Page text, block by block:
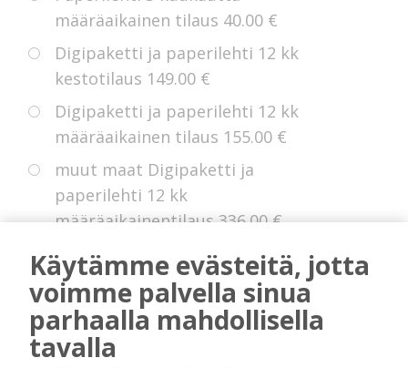
määräaikainen tilaus 40.00 €
Digipaketti ja paperilehti 12 kk
kestotilaus 149.00 €
Digipaketti ja paperilehti 12 kk
määräaikainen tilaus 155.00 €
muut maat Digipaketti ja
paperilehti 12 kk
määräaikainentilaus336.00 €
Eurooppa Digipaketti ja paperilehti
12 kk kestotilaus 225.00 €
Käytämme evästeitä, jotta
voimme palvella sinua
parhaalla mahdollisella
tavalla